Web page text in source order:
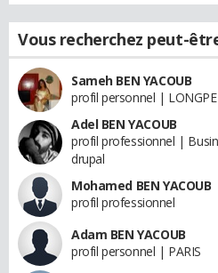
Vous recherchez peut-
Sameh BEN YACOUB
profil personnel |
Adel BEN YACOUB
profil professionnel |
drupal
Mohamed BEN YACOUB
profil professionnel
Adam BEN YACOUB
profil personnel | PARIS